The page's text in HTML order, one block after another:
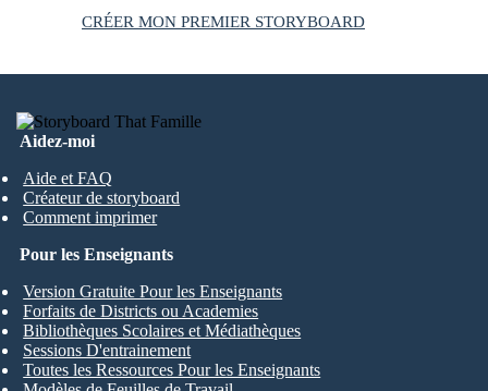
CRÉER MON PREMIER STORYBOARD
Aidez-moi
Aide et FAQ
Créateur de storyboard
Comment imprimer
Pour les Enseignants
Version Gratuite Pour les Enseignants
Forfaits de Districts ou Academies
Bibliothèques Scolaires et Médiathèques
Sessions D'entrainement
Toutes les Ressources Pour les Enseignants